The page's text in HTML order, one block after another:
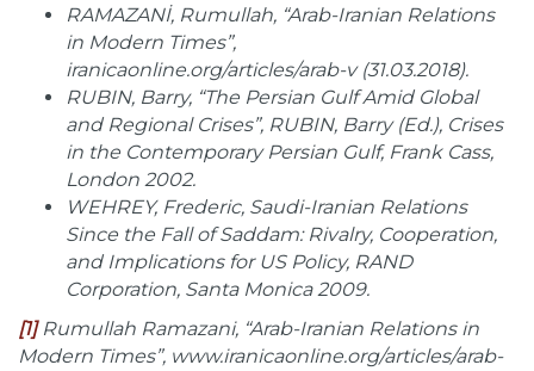
RAMAZANİ, Rumullah, “Arab-Iranian Relations
in Modern Times”,
iranicaonline.org/articles/arab-v (31.03.2018).
RUBIN, Barry, “The Persian Gulf Amid Global
and Regional Crises”, RUBIN, Barry (Ed.), Crises
in the Contemporary Persian Gulf, Frank Cass,
London 2002.
WEHREY, Frederic, Saudi-Iranian Relations
Since the Fall of Saddam: Rivalry, Cooperation,
and Implications for US Policy, RAND
Corporation, Santa Monica 2009.
[1]Rumullah Ramazani, “Arab-Iranian Relations in
Modern Times”, www.iranicaonline.org/articles/arab-